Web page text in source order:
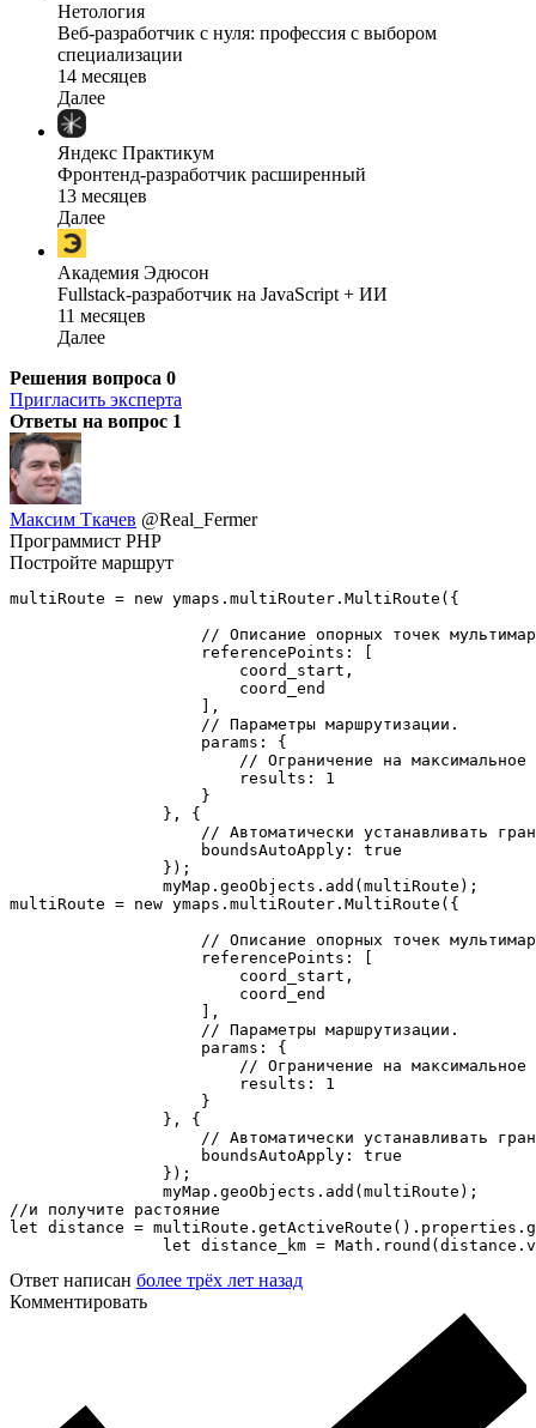
Нетология
Веб-разработчик с нуля: профессия с выбором
специализации
14 месяцев
Далее
Яндекс Практикум
Фронтенд-разработчик расширенный
13 месяцев
Далее
Академия Эдюсон
Fullstack-разработчик на JavaScript + ИИ
11 месяцев
Далее
Решения вопроса 0
Пригласить эксперта
Ответы на вопрос 1
Максим Ткачев @Real_Fermer
Программист PHP
Постройте маршрут
multiRoute = new ymaps.multiRouter.MultiRoute({
// Описание опорных точек
                    referencePoints: [
                        coord_start,
                        coord_end
                    ],
                    // Параметры маршрутизации.
                    params: {
// Ограничение на
                        results: 1
                    }
                }, {
// Автоматически устанавливать
                    boundsAutoApply: true
                });
                myMap.geoObjects.add(multiRoute);
multiRoute = new ymaps.multiRouter.MultiRoute({
// Описание опорных точек
                    referencePoints: [
                        coord_start,
                        coord_end
                    ],
                    // Параметры маршрутизации.
                    params: {
// Ограничение на
                        results: 1
                    }
                }, {
// Автоматически устанавливать
                    boundsAutoApply: true
                });
                myMap.geoObjects.add(multiRoute);
//и получите растояние
let distance =
let distance_km =
Ответ написан более трёх лет назад
Комментировать